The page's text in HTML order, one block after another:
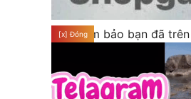
Hãy đảm bảo bạn đã
các dịch vụ của website
cảm ơn!
[x] Đóng